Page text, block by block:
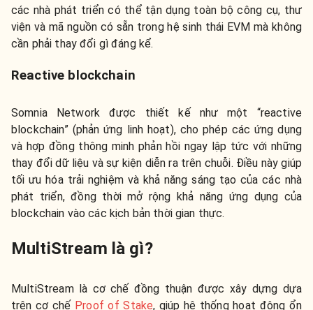
các nhà phát triển có thể tận dụng toàn bộ công cụ, thư
viện và mã nguồn có sẵn trong hệ sinh thái EVM mà không
cần phải thay đổi gì đáng kể.
Reactive blockchain
Somnia Network được thiết kế như một “reactive
blockchain” (phản ứng linh hoạt), cho phép các ứng dụng
và hợp đồng thông minh phản hồi ngay lập tức với những
thay đổi dữ liệu và sự kiện diễn ra trên chuỗi. Điều này giúp
tối ưu hóa trải nghiệm và khả năng sáng tạo của các nhà
phát triển, đồng thời mở rộng khả năng ứng dụng của
blockchain vào các kịch bản thời gian thực.
MultiStream là gì?
MultiStream là cơ chế đồng thuận được xây dựng dựa
trên cơ chế Proof of Stake, giúp hệ thống hoạt động ổn